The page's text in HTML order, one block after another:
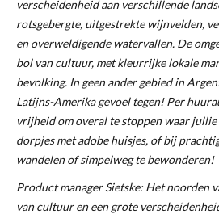
verscheidenheid aan verschillende
rotsgebergte, uitgestrekte wijnvelden,
en overweldigende watervallen. De
bol van cultuur, met kleurrijke lokale
bevolking. In geen ander gebied in
Latijns-Amerika gevoel tegen! Per
vrijheid om overal te stoppen waar
dorpjes met adobe huisjes, of bij
wandelen of simpelweg te bewonderen!
Product manager Sietske: Het noorden
van cultuur en een grote